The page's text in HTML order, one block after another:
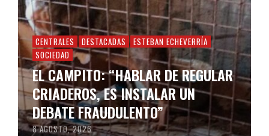
CENTRALES DESTACADAS
ESTEBAN ECHEVERRÍA
SOCIEDAD
EL CAMPITO: “HABLAR DE REGULAR
CRIADEROS, ES INSTALAR UN
DEBATE FRAUDULENTO”
8 AGOSTO, 2026